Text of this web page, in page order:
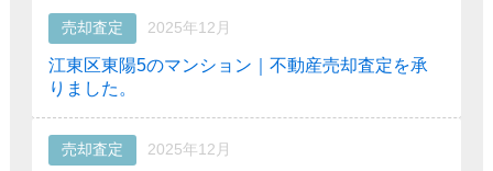
売却査定 2025年12月
江東区東陽5のマンション｜不動産売却査定を承
りました。
売却査定 2025年12月